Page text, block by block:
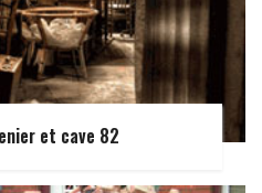
et cave 82